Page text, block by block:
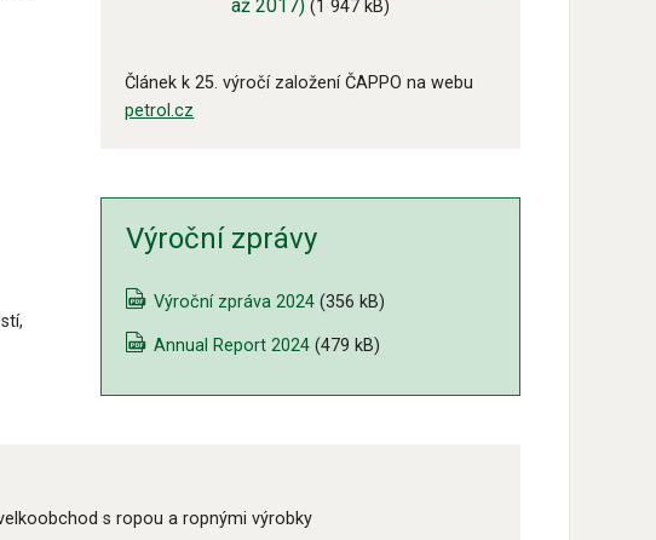
až 2017)(1 947 kB)
Článek k 25. výročí založení ČAPPO na webu
petrol.cz
Výroční zprávy
Výroční zpráva 2024(356 kB)
Annual Report 2024(479 kB)
s ropou a ropnými výrobky